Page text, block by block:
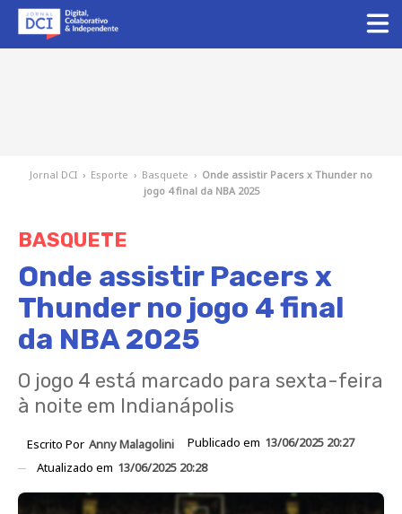
Jornal DCI › Esporte › Basquete › Onde assistir Pacers x Thunder no
jogo 4 final da NBA 2025
BASQUETE
Onde assistir Pacers x
Thunder no jogo 4 final
da NBA 2025
O jogo 4 está marcado para sexta-feira
à noite em Indianápolis
Escrito Por Anny Malagolini Publicado em 13/06/2025 20:27
Atualizado em 13/06/2025 20:28